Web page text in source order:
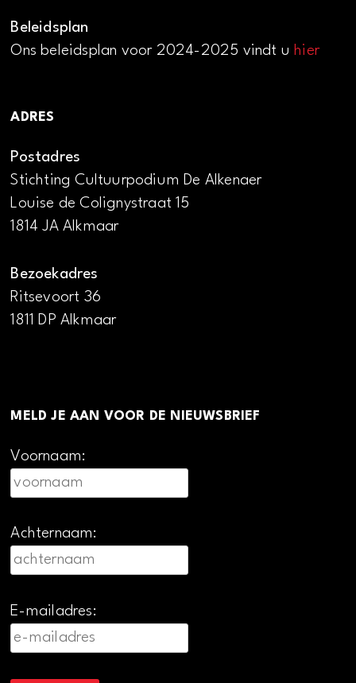
Beleidsplan
Ons beleidsplan voor 2024-2025 vindt uhier
ADRES
Postadres
Stichting Cultuurpodium De Alkenaer
Louise de Colignystraat 15
1814 JA Alkmaar
Bezoekadres
Ritsevoort 36
1811 DP Alkmaar
MELD JE AAN VOOR DE NIEUWSBRIEF
Voornaam:
Achternaam:
E-mailadres: